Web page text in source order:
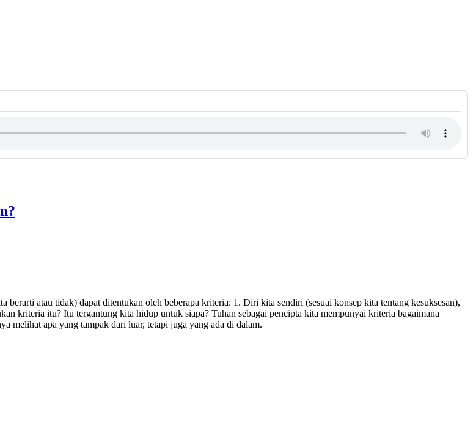
atau tidak) dapat ditentukan oleh beberapa kriteria: 1. Diri kita sendiri (sesuai konsep kita tentang kesuksesan),
kriteria itu? Itu tergantung kita hidup untuk siapa? Tuhan sebagai pencipta kita mempunyai kriteria bagaimana
melihat apa yang tampak dari luar, tetapi juga yang ada di dalam.